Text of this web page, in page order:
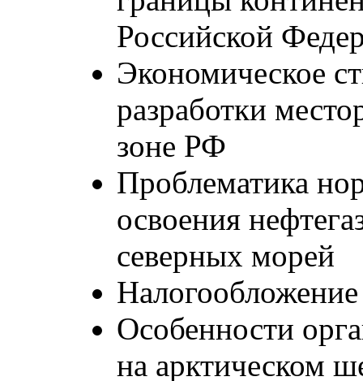
Российской
Экономическое
разработки
зоне РФ
Проблематика
освоения
северных морей
Налогообложение
Особенности
на арктическом